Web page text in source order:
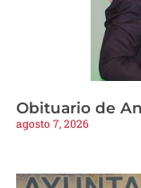
Obituario de
agosto 7, 2026